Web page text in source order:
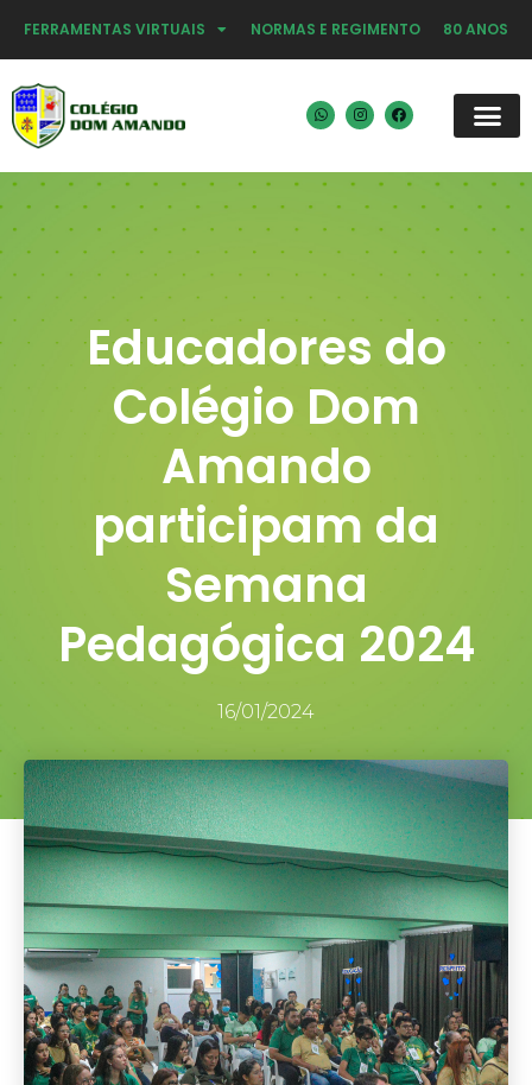
FERRAMENTAS VIRTUAIS NORMAS E REGIMENTO 80 ANOS
Educadores do
Colégio Dom
Amando
participam da
Semana
Pedagógica 2024
16/01/2024